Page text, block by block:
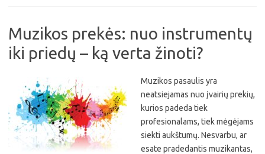
Muzikos prekės: nuo instrumentų
iki priedų – ką verta žinoti?
Muzikos pasaulis yra
neatsiejamas nuo įvairių prekių,
kurios padeda tiek
profesionalams, tiek mėgėjams
siekti aukštumų. Nesvarbu, ar
esate pradedantis muzikantas,